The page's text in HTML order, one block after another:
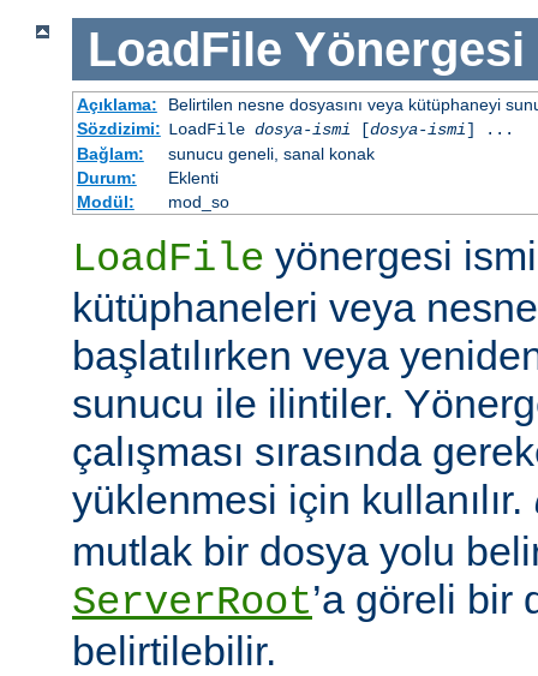
LoadFile Yönergesi
Açıklama:
Belirtilen nesne dosyasını veya kütüphaneyi
Sözdizimi: LoadFile dosya-ismi [dosya-ismi] ...
Bağlam:
sunucu geneli, sanal konak
Durum:
Eklenti
Modül:
mod_so
LoadFile yönergesi
kütüphaneleri veya
başlatılırken veya
sunucu ile ilintiler.
çalışması sırasında
yüklenmesi için kullanılır.
mutlak bir dosya yolu
ServerRoot’a göreli bir
belirtilebilir.